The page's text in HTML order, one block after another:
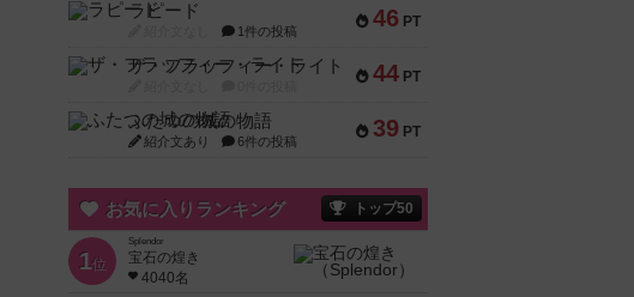
46 PT
ラピード
1件の投稿
44 PT
ザ・フラッフィー・ライト
39 PT
ふたつの城の物語
紹介文あり 6件の投稿
お気に入りランキング トップ50
1位
Splendor
宝石の煌き
4040名